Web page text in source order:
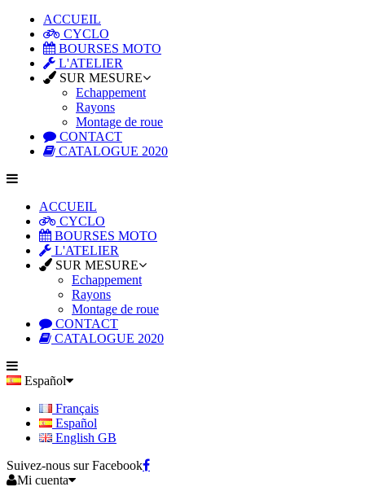
ACCUEIL
CYCLO
BOURSES MOTO
L'ATELIER
SUR MESURE
Echappement
Rayons
Montage de roue
CONTACT
CATALOGUE 2020
ACCUEIL
CYCLO
BOURSES MOTO
L'ATELIER
SUR MESURE
Echappement
Rayons
Montage de roue
CONTACT
CATALOGUE 2020
Español
Français
Español
English GB
Suivez-nous sur Facebook
Mi cuenta